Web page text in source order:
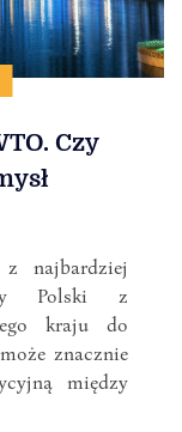
Czy
najbardziej
Polski z
kraju do
znacznie
między